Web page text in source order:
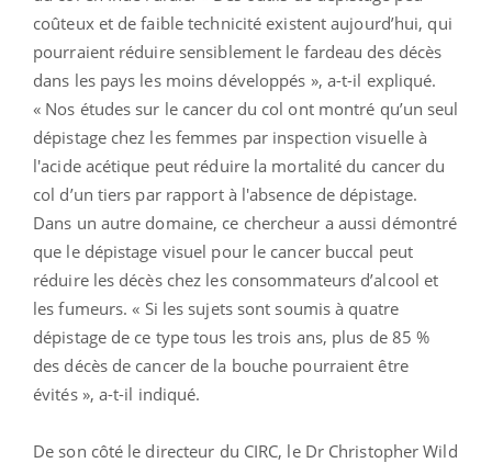
coûteux et de faible technicité existent aujourd’hui, qui
pourraient réduire sensiblement le fardeau des décès
dans les pays les moins développés », a-t-il expliqué.
« Nos études sur le cancer du col ont montré qu’un seul
dépistage chez les femmes par inspection visuelle à
l'acide acétique peut réduire la mortalité du cancer du
col d’un tiers par rapport à l'absence de dépistage.
Dans un autre domaine, ce chercheur a aussi démontré
que le dépistage visuel pour le cancer buccal peut
réduire les décès chez les consommateurs d’alcool et
les fumeurs. « Si les sujets sont soumis à quatre
dépistage de ce type tous les trois ans, plus de 85 %
des décès de cancer de la bouche pourraient être
évités », a-t-il indiqué.
De son côté le directeur du CIRC, le Dr Christopher Wild